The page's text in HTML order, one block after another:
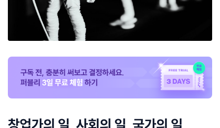
창업가의 일, 사회의 일, 국가의 일